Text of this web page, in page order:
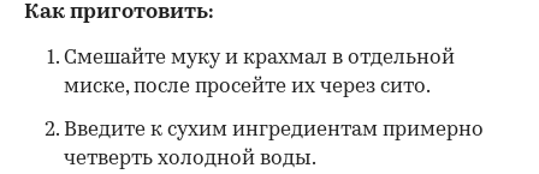
Как приготовить:
Смешайте муку и крахмал в отдельной
миске, после просейте их через сито.
Введите к сухим ингредиентам примерно
четверть холодной воды.